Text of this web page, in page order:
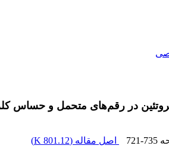
پروتئین در رقم‌های متحمل و حساس
721-735 اصل مقاله (801.12 K
)